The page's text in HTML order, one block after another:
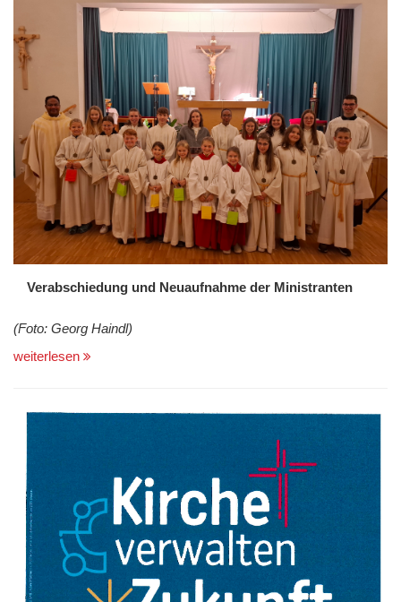
Verabschiedung und Neuaufnahme der Ministranten
(Foto: Georg Haindl)
weiterlesen